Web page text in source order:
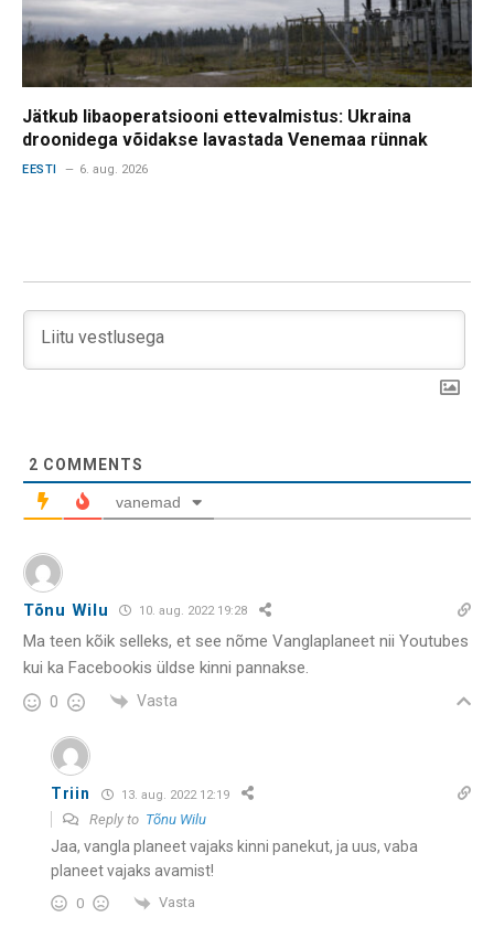
Jätkub libaoperatsiooni ettevalmistus: Ukraina
droonidega võidakse lavastada Venemaa rünnak
EESTI 6. aug. 2026
2 COMMENTS
vanemad
Tõnu Wilu 10. aug. 2022 19:28
Ma teen kõik selleks, et see nõme Vanglaplaneet nii Youtubes
kui ka Facebookis üldse kinni pannakse.
0 Vasta
Triin 13. aug. 2022 12:19
Reply to Tõnu Wilu
Jaa, vangla planeet vajaks kinni panekut, ja uus, vaba
planeet vajaks avamist!
0 Vasta